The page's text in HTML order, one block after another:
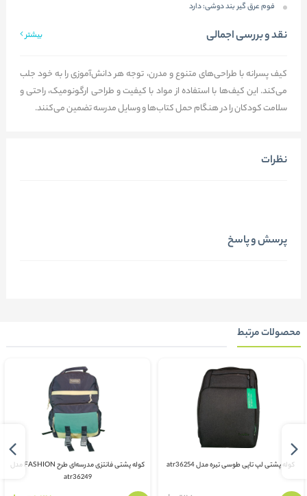
فوم عرق گیر بند دوشی:دارد
نقد و بررسی اجمالی بیشتر
کیف پسرانه با طراحی‌های متنوع و مدرن، توجه هر دانش‌آموزی را به خود جلب
می‌کند. این کیف‌ها با استفاده از مواد با کیفیت و طراحی ارگونومیک، راحتی و
سلامت کودکان را در هنگام حمل کتاب‌ها و وسایل مدرسه تضمین می‌کنند.
نظرات
پرسش و پاسخ
محصولات مرتبط
کوله پشتی لپ تاپی طوسی تیره مدل atr36254
کوله پشتی فانتزی مدرسه‌ای طرح FASHION مدل
atr36249